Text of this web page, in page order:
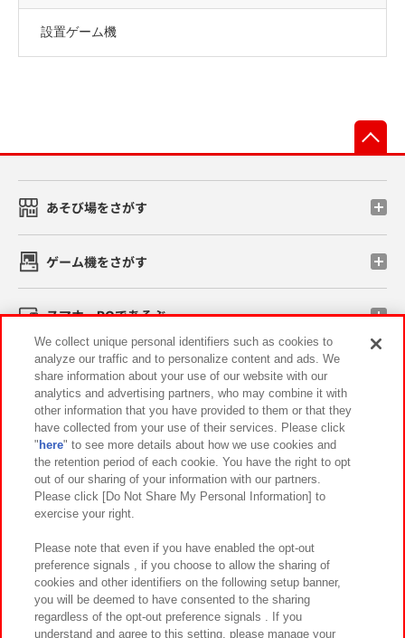
設置ゲーム機
あそび場をさがす
ゲーム機をさがす
スマホ・PCであそぶ
イベント・キャンペーン
関連会社 サステナビリティ サイトポリシー
プライバシーポリシー ウェブアクセシビリティ方針と検証結果
お取引先さまとともに
カスタマーハラスメント対応方針 よくあるご質問・お問い合わせ
We collect unique personal identifiers such as cookies to
analyze our traffic and to personalize content and ads. We
share information about your use of our website with our
analytics and advertising partners, who may combine it with
other information that you have provided to them or that they
have collected from your use of their services. Please click
" here" to see more details about how we use cookies and
the retention period of each cookie. You have the right to opt
out of our sharing of your information with our partners.
Please click [Do Not Share My Personal Information] to
exercise your right.
Please note that even if you have enabled the opt-out
preference signals , if you choose to allow the sharing of
cookies and other identifiers on the following setup banner,
you will be deemed to have consented to the sharing
regardless of the opt-out preference signals . If you
understand and agree to this setting, please manage your